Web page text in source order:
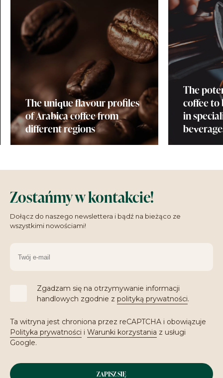
The unique flavour profiles
of Arabica coffee from
different regions
The
coffee to
in
Zostańmy w kontakcie!
Dołącz do naszego newslettera i bądź na bieżąco ze
wszystkimi nowościami!
Zgadzam się na otrzymywanie informacji
handlowych zgodnie z polityką prywatności.
Ta witryna jest chroniona przez reCAPTCHA i obowiązuje
Polityka prywatności i Warunki korzystania z usługi
Google.